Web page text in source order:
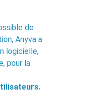
de
Anyva a
logicielle,
pour la